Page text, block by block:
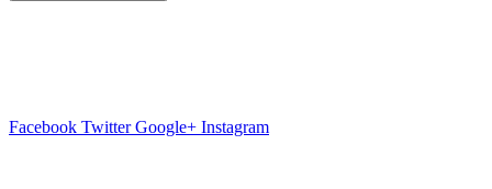
Facebook Twitter Google+ Instagram